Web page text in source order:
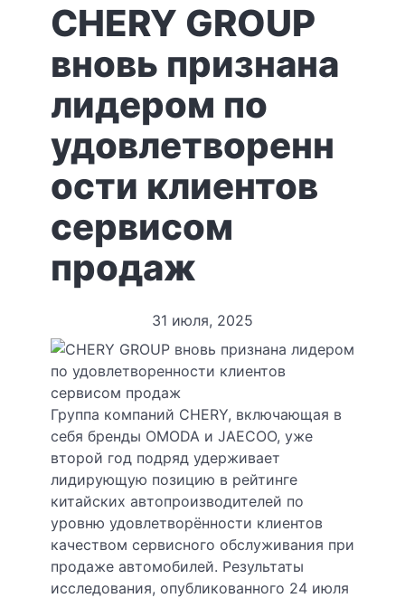
CHERY GROUP
вновь признана
лидером по
удовлетворенн
ости клиентов
сервисом
продаж
31 июля, 2025
Группа компаний CHERY, включающая в
себя бренды OMODA и JAECOO, уже
второй год подряд удерживает
лидирующую позицию в рейтинге
китайских автопроизводителей по
уровню удовлетворённости клиентов
качеством сервисного обслуживания при
продаже автомобилей. Результаты
исследования, опубликованного 24 июля